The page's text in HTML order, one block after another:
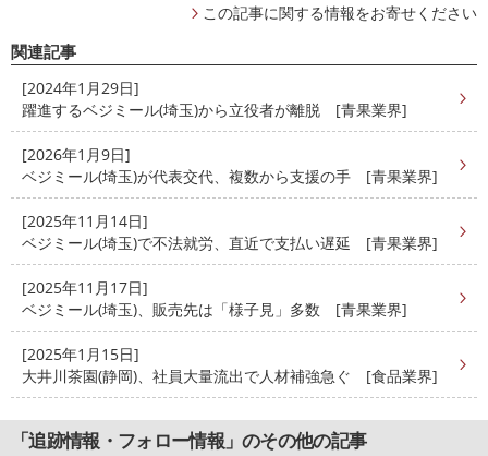
この記事に関する情報をお寄せください
関連記事
[2024年1月29日]
躍進するベジミール(埼玉)から立役者が離脱 [青果業界]
[2026年1月9日]
ベジミール(埼玉)が代表交代、複数から支援の手 [青果業界]
[2025年11月14日]
ベジミール(埼玉)で不法就労、直近で支払い遅延 [青果業界]
[2025年11月17日]
ベジミール(埼玉)、販売先は「様子見」多数 [青果業界]
[2025年1月15日]
大井川茶園(静岡)、社員大量流出で人材補強急ぐ [食品業界]
「追跡情報・フォロー情報」のその他の記事